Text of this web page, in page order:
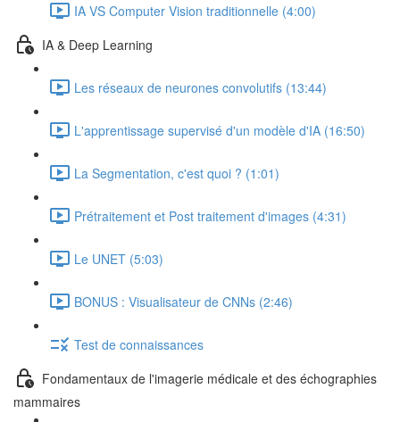
IA VS Computer Vision traditionnelle (4:00)
IA & Deep Learning
Les réseaux de neurones convolutifs (13:44)
L'apprentissage supervisé d'un modèle d'IA (16:50)
La Segmentation, c'est quoi ? (1:01)
Prétraitement et Post traitement d'images (4:31)
Le UNET (5:03)
BONUS : Visualisateur de CNNs (2:46)
Test de connaissances
Fondamentaux de l'imagerie médicale et des échographies
mammaires